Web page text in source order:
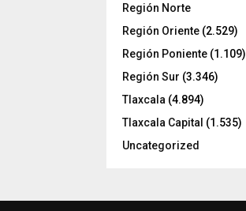
Región Norte
Región Oriente (2.529)
Región Poniente (1.109)
Región Sur (3.346)
Tlaxcala (4.894)
Tlaxcala Capital (1.535)
Uncategorized